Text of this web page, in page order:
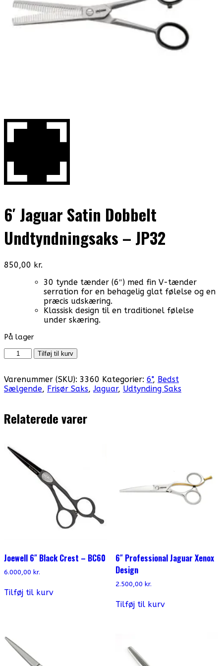
6′ Jaguar Satin Dobbelt
Undtyndningsaks – JP32
850,00 kr.
30 tynde tænder (6″) med fin V-tænder
serration for en behagelig glat følelse og en
præcis udskæring.
Klassisk design til en traditionel følelse
under skæring.
På lager
Dobbelt
Undtyndningsaks
antal
Tilføj til kurv
Varenummer (SKU): 3360 Kategorier: 6", Bedst
Sælgende, Frisør Saks,Jaguar, Udtynding Saks
Relaterede varer
Joewell 6″ Black Crest – BC60
6.000,00 kr.
Tilføj til kurv
6″ Professional Jaguar Xenox
Design
2.500,00 kr.
Tilføj til kurv